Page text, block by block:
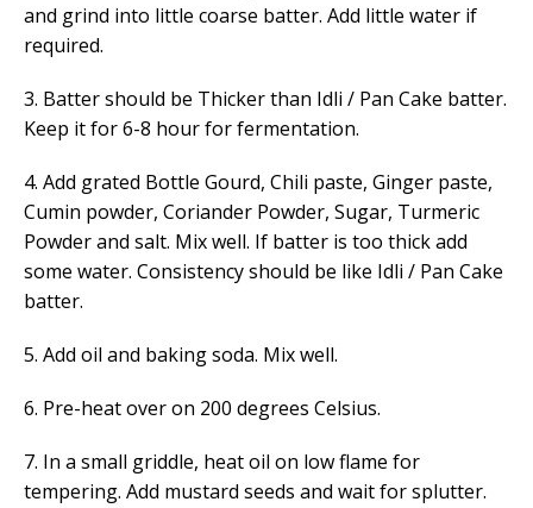
and grind into little coarse batter. Add little water if
required.
3. Batter should be Thicker than Idli / Pan Cake batter.
Keep it for 6-8 hour for fermentation.
4. Add grated Bottle Gourd, Chili paste, Ginger paste,
Cumin powder, Coriander Powder, Sugar, Turmeric
Powder and salt. Mix well. If batter is too thick add
some water. Consistency should be like Idli / Pan Cake
batter.
5. Add oil and baking soda. Mix well.
6. Pre-heat over on 200 degrees Celsius.
7. In a small griddle, heat oil on low flame for
tempering. Add mustard seeds and wait for splutter.